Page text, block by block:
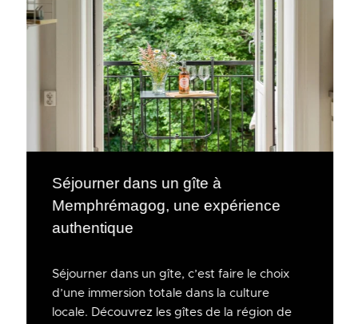
Séjourner dans un gîte à
Memphrémagog, une expérience
authentique
Séjourner dans un gîte, c’est faire le choix
d’une immersion totale dans la culture
locale. Découvrez les gîtes de la région de